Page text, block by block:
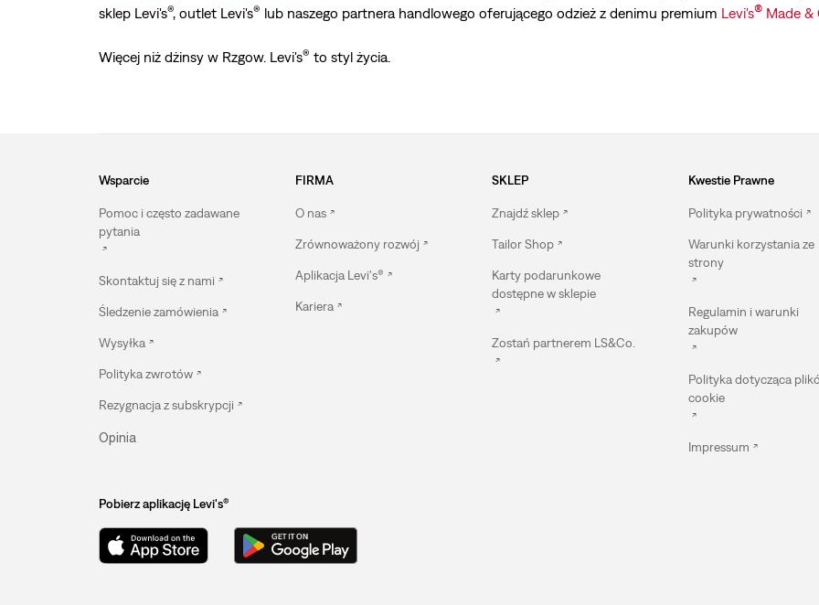
sklep Levi's®, outlet Levi's® lub naszego partnera handlowego oferującego odzież z denimu premium Levi's®Made &
Więcej niż dżinsy w Rzgow. Levi's® to styl życia.
Wsparcie
Pomoc i często zadawane
pytania
Skontaktuj się z nami
Śledzenie zamówienia
Wysyłka
Polityka zwrotów
Rezygnacja z subskrypcji
Opinia
FIRMA
O nas
Zrównoważony rozwój
Aplikacja Levi's®
Kariera
SKLEP
Znajdź sklep
Tailor Shop
Karty podarunkowe
dostępne w sklepie
Zostań partnerem LS&Co.
Kwestie Prawne
Polityka prywatności
Warunki korzystania ze
strony
Regulamin i warunki
zakupów
Polityka dotycząca
cookie
Impressum
Pobierz aplikację Levi's®